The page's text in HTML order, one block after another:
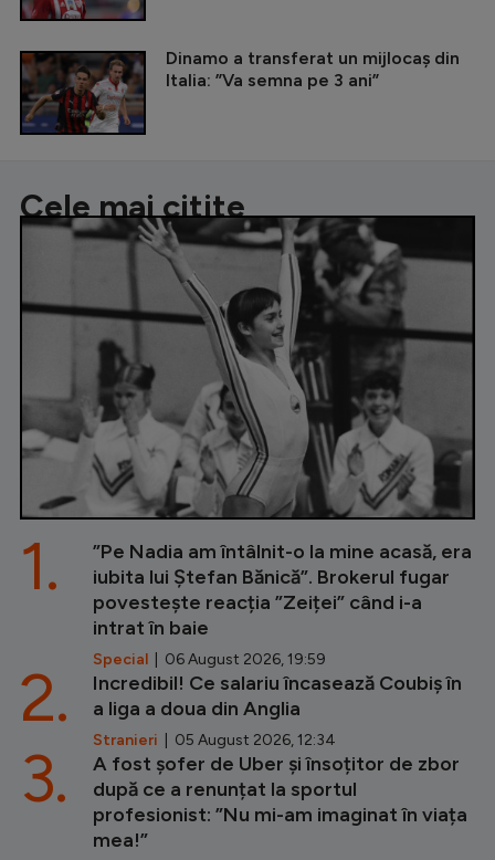
Dinamo a transferat un mijlocaș din
Italia: ”Va semna pe 3 ani”
Cele mai citite
”Pe Nadia am întâlnit-o la mine acasă, era
iubita lui Ștefan Bănică”. Brokerul fugar
povestește reacția ”Zeiței” când i-a
intrat în baie
Special | 06 August 2026, 19:59
1.
Incredibil! Ce salariu încasează Coubiș în
a liga a doua din Anglia
Stranieri | 05 August 2026, 12:34
2.
A fost șofer de Uber și însoțitor de zbor
după ce a renunțat la sportul
profesionist: ”Nu mi-am imaginat în viața
mea!”
3.